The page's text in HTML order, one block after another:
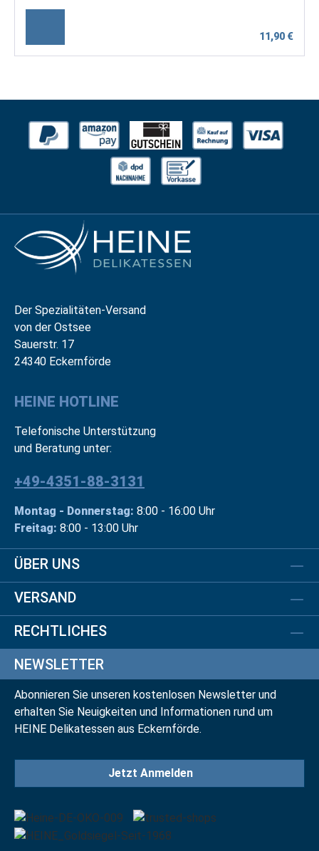
11,90 €
Der Spezialitäten-Versand
von der Ostsee
Sauerstr. 17
24340 Eckernförde
HEINE HOTLINE
Telefonische Unterstützung
und Beratung unter:
+49-4351-88-3131
Montag - Donnerstag: 8:00 - 16:00 Uhr
Freitag: 8:00 - 13:00 Uhr
ÜBER UNS
VERSAND
RECHTLICHES
NEWSLETTER
Abonnieren Sie unseren kostenlosen Newsletter und
erhalten Sie Neuigkeiten und Informationen rund um
HEINE Delikatessen aus Eckernförde.
Jetzt Anmelden